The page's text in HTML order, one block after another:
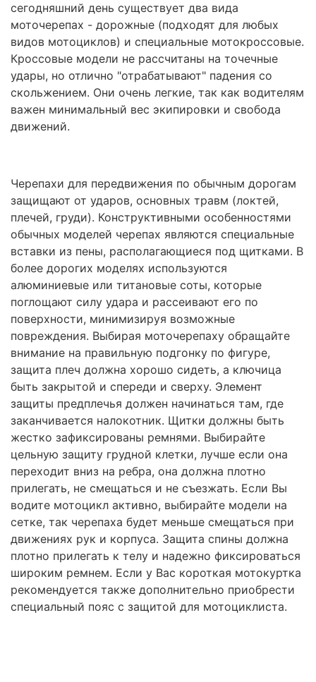
сегодняшний день существует два вида
моточерепах - дорожные (подходят для любых
видов мотоциклов) и специальные мотокроссовые.
Кроссовые модели не рассчитаны на точечные
удары, но отлично "отрабатывают" падения со
скольжением. Они очень легкие, так как водителям
важен минимальный вес экипировки и свобода
движений.
Черепахи для передвижения по обычным дорогам
защищают от ударов, основных травм (локтей,
плечей, груди). Конструктивными особенностями
обычных моделей черепах являются специальные
вставки из пены, располагающиеся под щитками. В
более дорогих моделях используются
алюминиевые или титановые соты, которые
поглощают силу удара и рассеивают его по
поверхности, минимизируя возможные
повреждения. Выбирая моточерепаху обращайте
внимание на правильную подгонку по фигуре,
защита плеч должна хорошо сидеть, а ключица
быть закрытой и спереди и сверху. Элемент
защиты предплечья должен начинаться там, где
заканчивается налокотник. Щитки должны быть
жестко зафиксированы ремнями. Выбирайте
цельную защиту грудной клетки, лучше если она
переходит вниз на ребра, она должна плотно
прилегать, не смещаться и не съезжать. Если Вы
водите мотоцикл активно, выбирайте модели на
сетке, так черепаха будет меньше смещаться при
движениях рук и корпуса. Защита спины должна
плотно прилегать к телу и надежно фиксироваться
широким ремнем. Если у Вас короткая мотокуртка
рекомендуется также дополнительно приобрести
специальный пояс с защитой для мотоциклиста.